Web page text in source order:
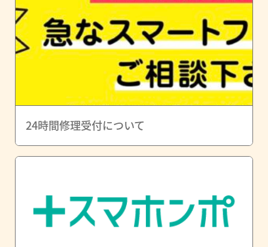
24時間修理受付について